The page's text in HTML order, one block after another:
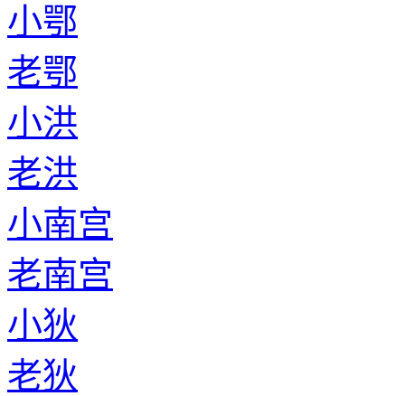
小鄂
老鄂
小洪
老洪
小南宫
老南宫
小狄
老狄